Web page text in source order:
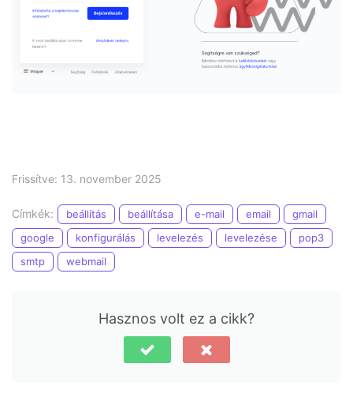
Frissítve: 13. november 2025
Címkék: beállítás beállítása e-mail email
gmail
google
konfigurálás levelezés levelezése
pop3
smtp
webmail
Hasznos volt ez a cikk?